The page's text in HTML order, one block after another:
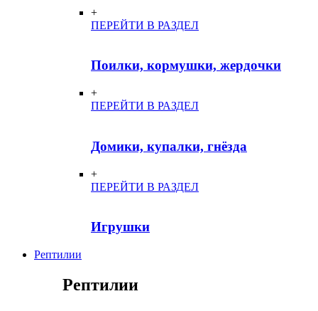
+
ПЕРЕЙТИ В РАЗДЕЛ
Поилки, кормушки, жердочки
+
ПЕРЕЙТИ В РАЗДЕЛ
Домики, купалки, гнёзда
+
ПЕРЕЙТИ В РАЗДЕЛ
Игрушки
Рептилии
Рептилии